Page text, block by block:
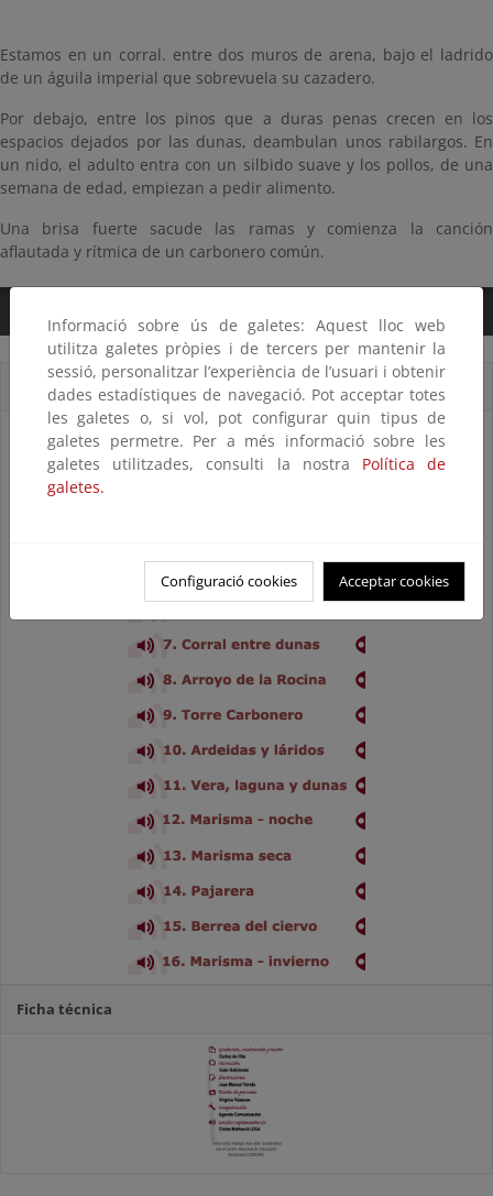
Estamos en un corral. entre dos muros de arena, bajo el ladrido
de un águila imperial que sobrevuela su cazadero.
Por debajo, entre los pinos que a duras penas crecen en los
espacios dejados por las dunas, deambulan unos rabilargos. En
un nido, el adulto entra con un silbido suave y los pollos, de una
semana de edad, empiezan a pedir alimento.
Una brisa fuerte sacude las ramas y comienza la canción
aflautada y rítmica de un carbonero común.
Cortes sonoros
Ficha técnica
Informació sobre ús de galetes: Aquest lloc web
utilitza galetes pròpies i de tercers per mantenir la
sessió, personalitzar l’experiència de l’usuari i obtenir
dades estadístiques de navegació. Pot acceptar totes
les galetes o, si vol, pot configurar quin tipus de
galetes permetre. Per a més informació sobre les
galetes utilitzades, consulti la nostra Política de
galetes.
Configuració cookies Acceptar cookies